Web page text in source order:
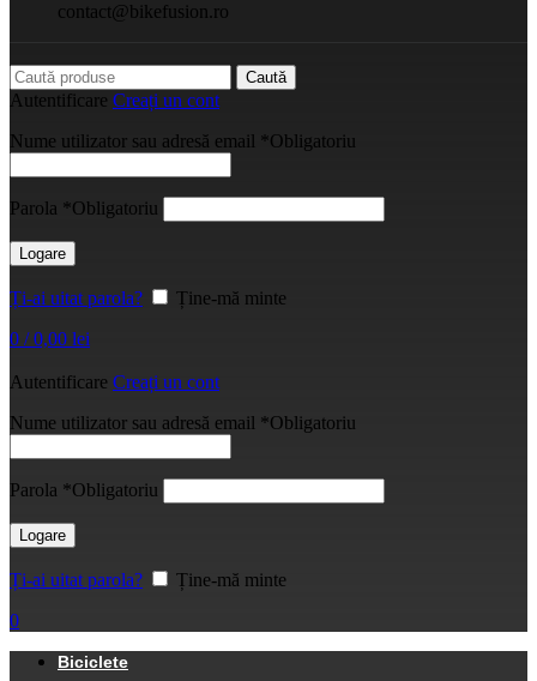
contact@bikefusion.ro
Caută
Autentificare Creați un cont
Nume utilizator sau adresă email *Obligatoriu
Parola *Obligatoriu
Logare
Ți-ai uitat parola?
Ține-mă minte
0 / 0,00 lei
Autentificare Creați un cont
Nume utilizator sau adresă email *Obligatoriu
Parola *Obligatoriu
Logare
Ți-ai uitat parola?
Ține-mă minte
0
Biciclete